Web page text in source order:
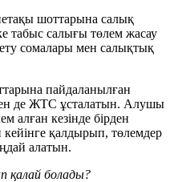
шоттарына салық
табыс салығы төлем жасау
сомалары мен салықтық
пайдаланылған
де ЖТС ұсталатын. Алушы
алған кезінде бірден
кейінге қалдырып, төлемдер
алатын.
қалай болады?